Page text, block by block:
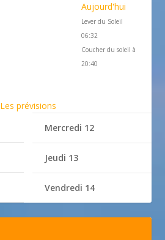
Aujourd'hui
Lever du Soleil
06:32
Coucher du soleil à
20:40
Les prévisions
Mercredi 12
Jeudi 13
Vendredi 14